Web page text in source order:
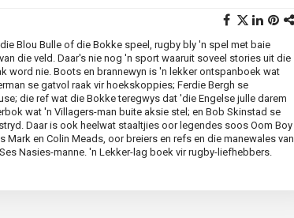
Blou Bulle of die Bokke speel, rugby bly 'n spel met baie
die veld. Daar's nie nog 'n sport waaruit soveel stories uit die
word nie. Boots en brannewyn is 'n lekker ontspanboek wat
se gatvol raak vir hoekskoppies; Ferdie Bergh se
die ref wat die Bokke teregwys dat 'die Engelse julle darem
wat 'n Villagers-man buite aksie stel; en Bob Skinstad se
Daar is ook heelwat staaltjies oor legendes soos Oom Boy
Mark en Colin Meads, oor breiers en refs en die manewales van
Nasies-manne. 'n Lekker-lag boek vir rugby-liefhebbers.